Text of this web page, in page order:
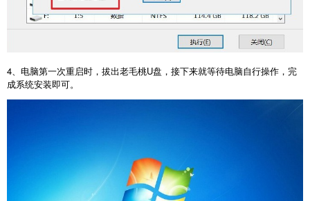
4 、电脑第一次重启时，拔出老毛桃U盘，接下来就等待电脑自行操作，完
成系统安装即可。